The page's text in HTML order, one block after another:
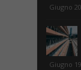
Giugno
Giugno